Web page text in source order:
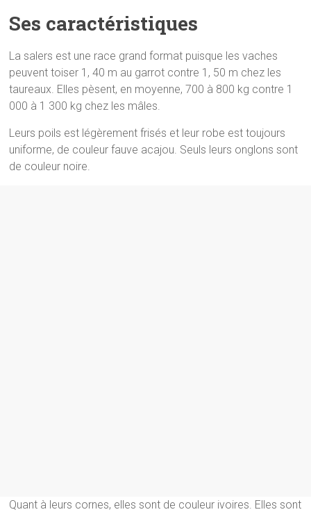
Ses caractéristiques
La salers est une race grand format puisque les vaches
peuvent toiser 1, 40 m au garrot contre 1, 50 m chez les
taureaux. Elles pèsent, en moyenne, 700 à 800 kg contre 1
000 à 1 300 kg chez les mâles.
Leurs poils est légèrement frisés et leur robe est toujours
uniforme, de couleur fauve acajou. Seuls leurs onglons sont
de couleur noire.
Quant à leurs cornes, elles sont de couleur ivoires. Elles sont